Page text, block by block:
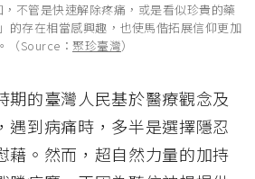
不管是快速解除疼痛，或是看似珍貴的藥
的存在相當感興趣，也使馬偕拓展信仰更加
（Source： 聚珍臺灣）
期的臺灣人民基於醫療觀念及
遇到病痛時，多半是選擇隱忍
藉。然而，超自然力量的加持